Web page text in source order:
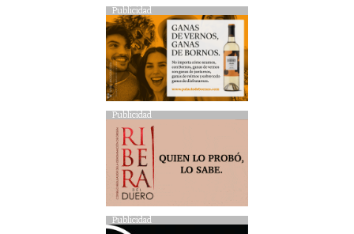
Publicidad
Publicidad
Publicidad